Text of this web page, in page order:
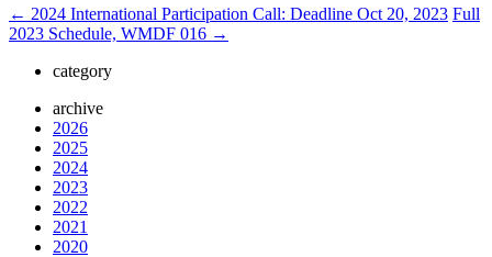
← 2024 International Participation Call: Deadline Oct 20, 2023 Full
2023 Schedule, WMDF 016 →
category
archive
2026
2025
2024
2023
2022
2021
2020